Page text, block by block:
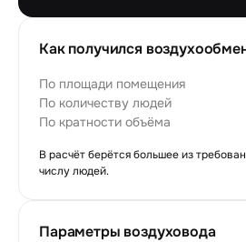
Как получился
По площади помещения
По количеству людей
По кратности объёма
В расчёт берётся большее из
числу людей.
Параметры воздуховода